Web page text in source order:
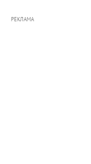
РЕКЛАМА